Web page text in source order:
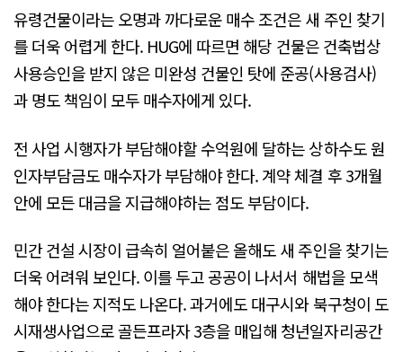
유령건물이라는 오명과 까다로운 매수 조건은 새 주인 찾기
를 더욱 어렵게 한다. HUG에 따르면 해당 건물은 건축법상
사용승인을 받지 않은 미완성 건물인 탓에 준공(사용검사)
과 명도 책임이 모두 매수자에게 있다.
전 사업 시행자가 부담해야할 수억원에 달하는 상하수도 원
인자부담금도 매수자가 부담해야 한다. 계약 체결 후 3개월
안에 모든 대금을 지급해야하는 점도 부담이다.
민간 건설 시장이 급속히 얼어붙은 올해도 새 주인을 찾기는
더욱 어려워 보인다. 이를 두고 공공이 나서서 해법을 모색
해야 한다는 지적도 나온다. 과거에도 대구시와 북구청이 도
시재생사업으로 골든프라자 3층을 매입해 청년일자리공간